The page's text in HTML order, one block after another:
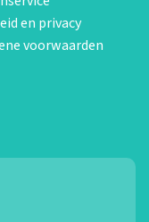
en privacy
voorwaarden